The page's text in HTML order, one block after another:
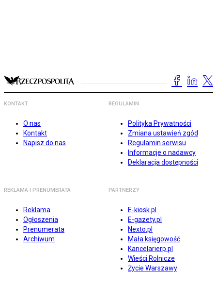
KONTAKT
O nas
Kontakt
Napisz do nas
REGULAMIN
Polityka Prywatności
Zmiana ustawień zgód
Regulamin serwisu
Informacje o nadawcy
Deklaracja dostępności
REKLAMA I PRENUMERATA
Reklama
Ogłoszenia
Prenumerata
Archiwum
PARTNERZY
E-kiosk.pl
E-gazety.pl
Nexto.pl
Mała księgowość
Kancelarierp.pl
Wieści Rolnicze
Życie Warszawy